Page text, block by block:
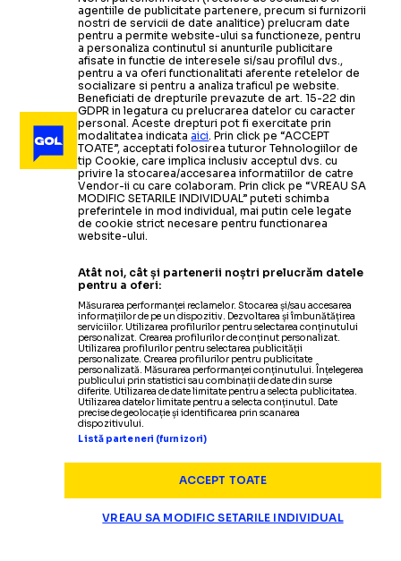
agentiile de publicitate partenere, precum si furnizorii
nostri de servicii de date analitice) prelucram date
pentru a permite website-ului sa functioneze, pentru
a personaliza continutul si anunturile publicitare
afisate in functie de interesele si/sau profilul dvs.,
pentru a va oferi functionalitati aferente retelelor de
socializare si pentru a analiza traficul pe website.
Beneficiati de drepturile prevazute de art. 15-22 din
GDPR in legatura cu prelucrarea datelor cu caracter
personal. Aceste drepturi pot fi exercitate prin
modalitatea indicataaici. Prin click pe “ACCEPT
TOATE”, acceptati folosirea tuturor Tehnologiilor de
tip Cookie, care implica inclusiv acceptul dvs. cu
privire la stocarea/accesarea informatiilor de catre
Vendor-ii cu care colaboram. Prin click pe “VREAU SA
MODIFIC SETARILE INDIVIDUAL” puteti schimba
preferintele in mod individual, mai putin cele legate
de cookie strict necesare pentru functionarea
website-ului.
Atât noi, cât și partenerii noștri prelucrăm datele
pentru a oferi:
Măsurarea performanței reclamelor. Stocarea și/sau accesarea
informațiilor de pe un dispozitiv. Dezvoltarea și îmbunătățirea
serviciilor. Utilizarea profilurilor pentru selectarea conținutului
personalizat. Crearea profilurilor de conținut personalizat.
Utilizarea profilurilor pentru selectarea publicității
personalizate. Crearea profilurilor pentru publicitate
personalizată. Măsurarea performanței conținutului. Înțelegerea
publicului prin statistici sau combinații de date din surse
diferite. Utilizarea de date limitate pentru a selecta publicitatea.
Utilizarea datelor limitate pentru a selecta conținutul. Date
precise de geolocație și identificarea prin scanarea
dispozitivului.
Listă parteneri (furnizori)
ACCEPT TOATE
VREAU SA MODIFIC SETARILE INDIVIDUAL